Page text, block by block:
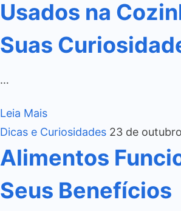
Usados na
Suas
…
Leia Mais
Dicas e Curiosidades 23 de
Alimentos
Seus Benefícios